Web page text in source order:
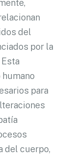
del
por la
para
del cuerpo,